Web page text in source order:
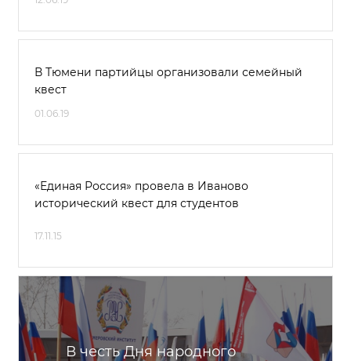
В Тюмени партийцы организовали семейный
квест
01.06.19
«Единая Россия» провела в Иваново
исторический квест для студентов
17.11.15
В честь Дня народного